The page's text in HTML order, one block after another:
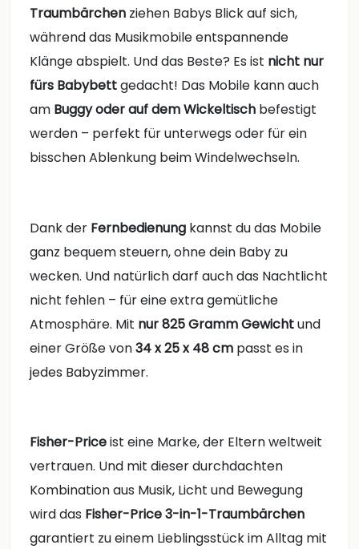
Traumbärchen ziehen Babys Blick auf sich,
während das Musikmobile entspannende
Klänge abspielt. Und das Beste? Es ist nicht nur
fürs Babybettgedacht! Das Mobile kann auch
am Buggy oder auf dem Wickeltisch befestigt
werden – perfekt für unterwegs oder für ein
bisschen Ablenkung beim Windelwechseln.
Dank der Fernbedienung kannst du das Mobile
ganz bequem steuern, ohne dein Baby zu
wecken. Und natürlich darf auch das Nachtlicht
nicht fehlen – für eine extra gemütliche
Atmosphäre. Mit nur 825 Gramm Gewichtund
einer Größe von34 x 25 x 48 cm passt es in
jedes Babyzimmer.
Fisher-Priceist eine Marke, der Eltern weltweit
vertrauen. Und mit dieser durchdachten
Kombination aus Musik, Licht und Bewegung
wird das Fisher-Price 3-in-1-Traumbärchen
garantiert zu einem Lieblingsstück im Alltag mit